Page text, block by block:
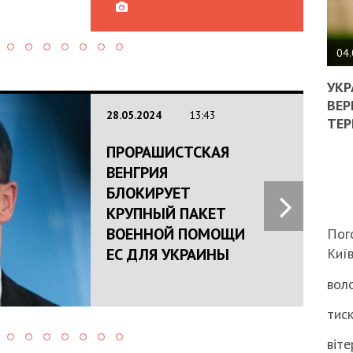
28.05.2024 13:43
ПРОРАШИСТСКАЯ
ВЕНГРИЯ
БЛОКИРУЕТ
КРУПНЫЙ ПАКЕТ
ВОЕННОЙ ПОМОЩИ
ЕС ДЛЯ УКРАИНЫ
НА
Київ